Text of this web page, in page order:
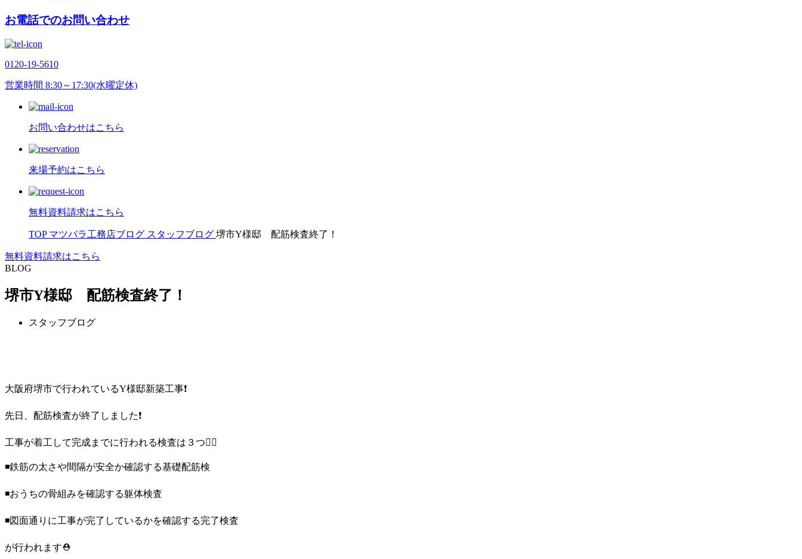
お電話でのお問い合わせ
0120-19-5610
営業時間 8:30～17:30(水曜定休)
お問い合わせはこちら
来場予約はこちら
無料資料請求はこちら
TOP マツバラ工務店ブログ スタッフブログ 堺市Y様邸 配筋検査終了！
無料資料請求はこちら
BLOG
堺市Y様邸 配筋検査終了！
スタッフブログ
大阪府堺市で行われているY様邸新築工事❗️
先日、配筋検査が終了しました❗️
工事が着工して完成までに行われる検査は３つ👇🏽
◾️鉄筋の太さや間隔が安全か確認する基礎配筋検
◾️おうちの骨組みを確認する躯体検査
◾️図面通りに工事が完了しているかを確認する完了検査
が行われます⛑